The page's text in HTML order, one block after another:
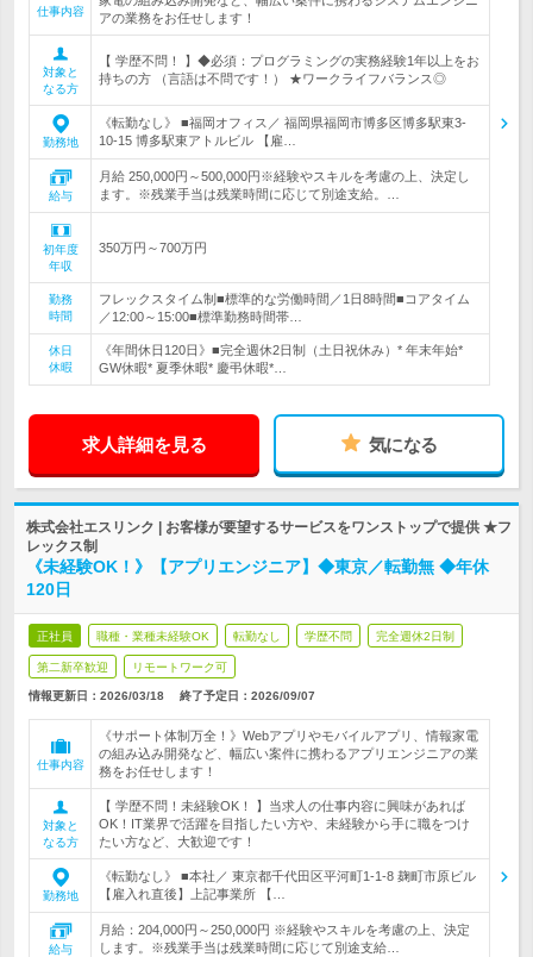
仕事内容
アの業務をお任せします！
対象と
なる方
【 学歴不問！ 】◆必須：プログラミングの実務経験1年以上をお
持ちの方 （言語は不問です！） ★ワークライフバランス◎
勤務地
《転勤なし》 ■福岡オフィス／ 福岡県福岡市博多区博多駅東3-
10-15 博多駅東アトルビル 【雇…
給与
月給 250,000円～500,000円※経験やスキルを考慮の上、決定し
ます。※残業手当は残業時間に応じて別途支給。…
初年度
年収
350万円～700万円
勤務
時間
フレックスタイム制■標準的な労働時間／1日8時間■コアタイム
／12:00～15:00■標準勤務時間帯…
休日
休暇
《年間休日120日》■完全週休2日制（土日祝休み）* 年末年始*
GW休暇* 夏季休暇* 慶弔休暇*…
求人詳細を見る 気になる
株式会社エスリンク | お客様が要望するサービスをワンストップで提供 ★フ
レックス制
《未経験OK！》【アプリエンジニア】◆東京／転勤無 ◆年休
120日
正社員 職種・業種未経験OK 転勤なし 学歴不問 完全週休2日制
第二新卒歓迎 リモートワーク可
情報更新日：2026/03/18 終了予定日： 2026/09/07
仕事内容
《サポート体制万全！》Webアプリやモバイルアプリ、情報家電
の組み込み開発など、幅広い案件に携わるアプリエンジニアの業
務をお任せします！
対象と
なる方
【 学歴不問！未経験OK！ 】当求人の仕事内容に興味があれば
OK！IT業界で活躍を目指したい方や、未経験から手に職をつけ
たい方など、大歓迎です！
勤務地
《転勤なし》 ■本社／ 東京都千代田区平河町1-1-8 麹町市原ビル
【雇入れ直後】上記事業所 【…
給与
月給：204,000円～250,000円 ※経験やスキルを考慮の上、決定
します。※残業手当は残業時間に応じて別途支給…